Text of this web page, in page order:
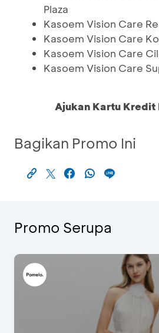
Plaza
Kasoem Vision Care
Kasoem Vision Care
Kasoem Vision Care
Kasoem Vision Care
Ajukan Kartu Kredit
Bagikan Promo Ini
Promo Serupa